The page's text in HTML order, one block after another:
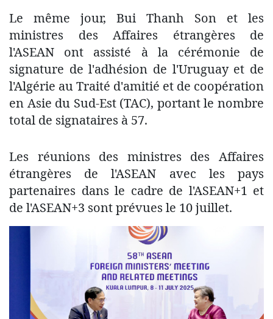
Le même jour, Bui Thanh Son et les
ministres des Affaires étrangères de
l'ASEAN ont assisté à la cérémonie de
signature de l'adhésion de l'Uruguay et de
l'Algérie au Traité d'amitié et de coopération
en Asie du Sud-Est (TAC), portant le nombre
total de signataires à 57.
Les réunions des ministres des Affaires
étrangères de l'ASEAN avec les pays
partenaires dans le cadre de l'ASEAN+1 et
de l'ASEAN+3 sont prévues le 10 juillet.